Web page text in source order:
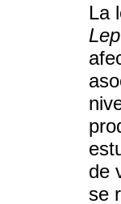
La
de
se